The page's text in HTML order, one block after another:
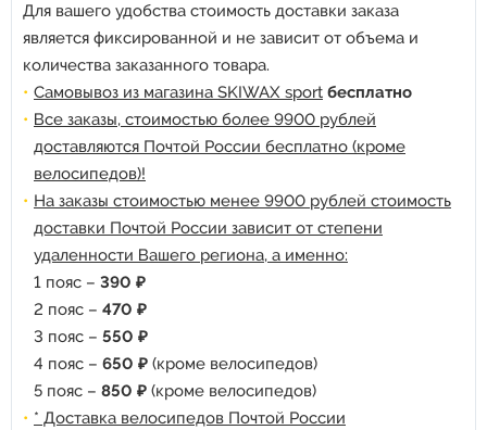
Для вашего удобства стоимость доставки заказа
является фиксированной и не зависит от объема и
количества заказанного товара.
Самовывоз из магазина SKIWAX sport бесплатно
Все заказы, стоимостью более 9900 рублей
доставляются Почтой России бесплатно (кроме
велосипедов)!
На заказы стоимостью менее 9900 рублей стоимость
доставки Почтой России зависит от степени
удаленности Вашего региона, а именно:
1 пояс – 390 ₽
2 пояс – 470 ₽
3 пояс – 550 ₽
4 пояс – 650 ₽ (кроме велосипедов)
5 пояс – 850 ₽ (кроме велосипедов)
* Доставка велосипедов Почтой России